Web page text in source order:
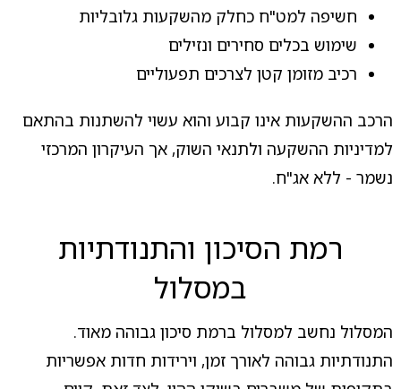
חשיפה למט"ח כחלק מהשקעות גלובליות
שימוש בכלים סחירים ונזילים
רכיב מזומן קטן לצרכים תפעוליים
הרכב ההשקעות אינו קבוע והוא עשוי להשתנות בהתאם
למדיניות ההשקעה ולתנאי השוק, אך העיקרון המרכזי
נשמר - ללא אג"ח.
רמת הסיכון והתנודתיות
במסלול
המסלול נחשב למסלול ברמת סיכון גבוהה מאוד.
התנודתיות גבוהה לאורך זמן, וירידות חדות אפשריות